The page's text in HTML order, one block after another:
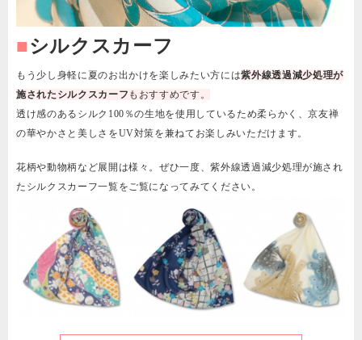
■シルクスカーフ
もう少し身軽に夏のお出かけを楽しみたい方には紫外線透過減少処理が
施されたシルクスカーフ もおすすめです。
透け感のあるシルク100％の生地を使用しているため柔らかく、京友禅
の華やかさと美しさをUV対策を兼ねてお楽しみいただけます。
花柄や動物柄など展開は様々。ぜひ一度、紫外線透過減少処理が施され
たシルクスカーフ一覧をご覧になってみてください。